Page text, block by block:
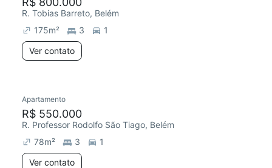
R. Tobias Barreto, Belém
175m² 3
1
Ver contato
Redecorar
Apartamento
R$ 550.000
R. Professor Rodolfo São Tiago, Belém
78m² 3
1
Ver contato